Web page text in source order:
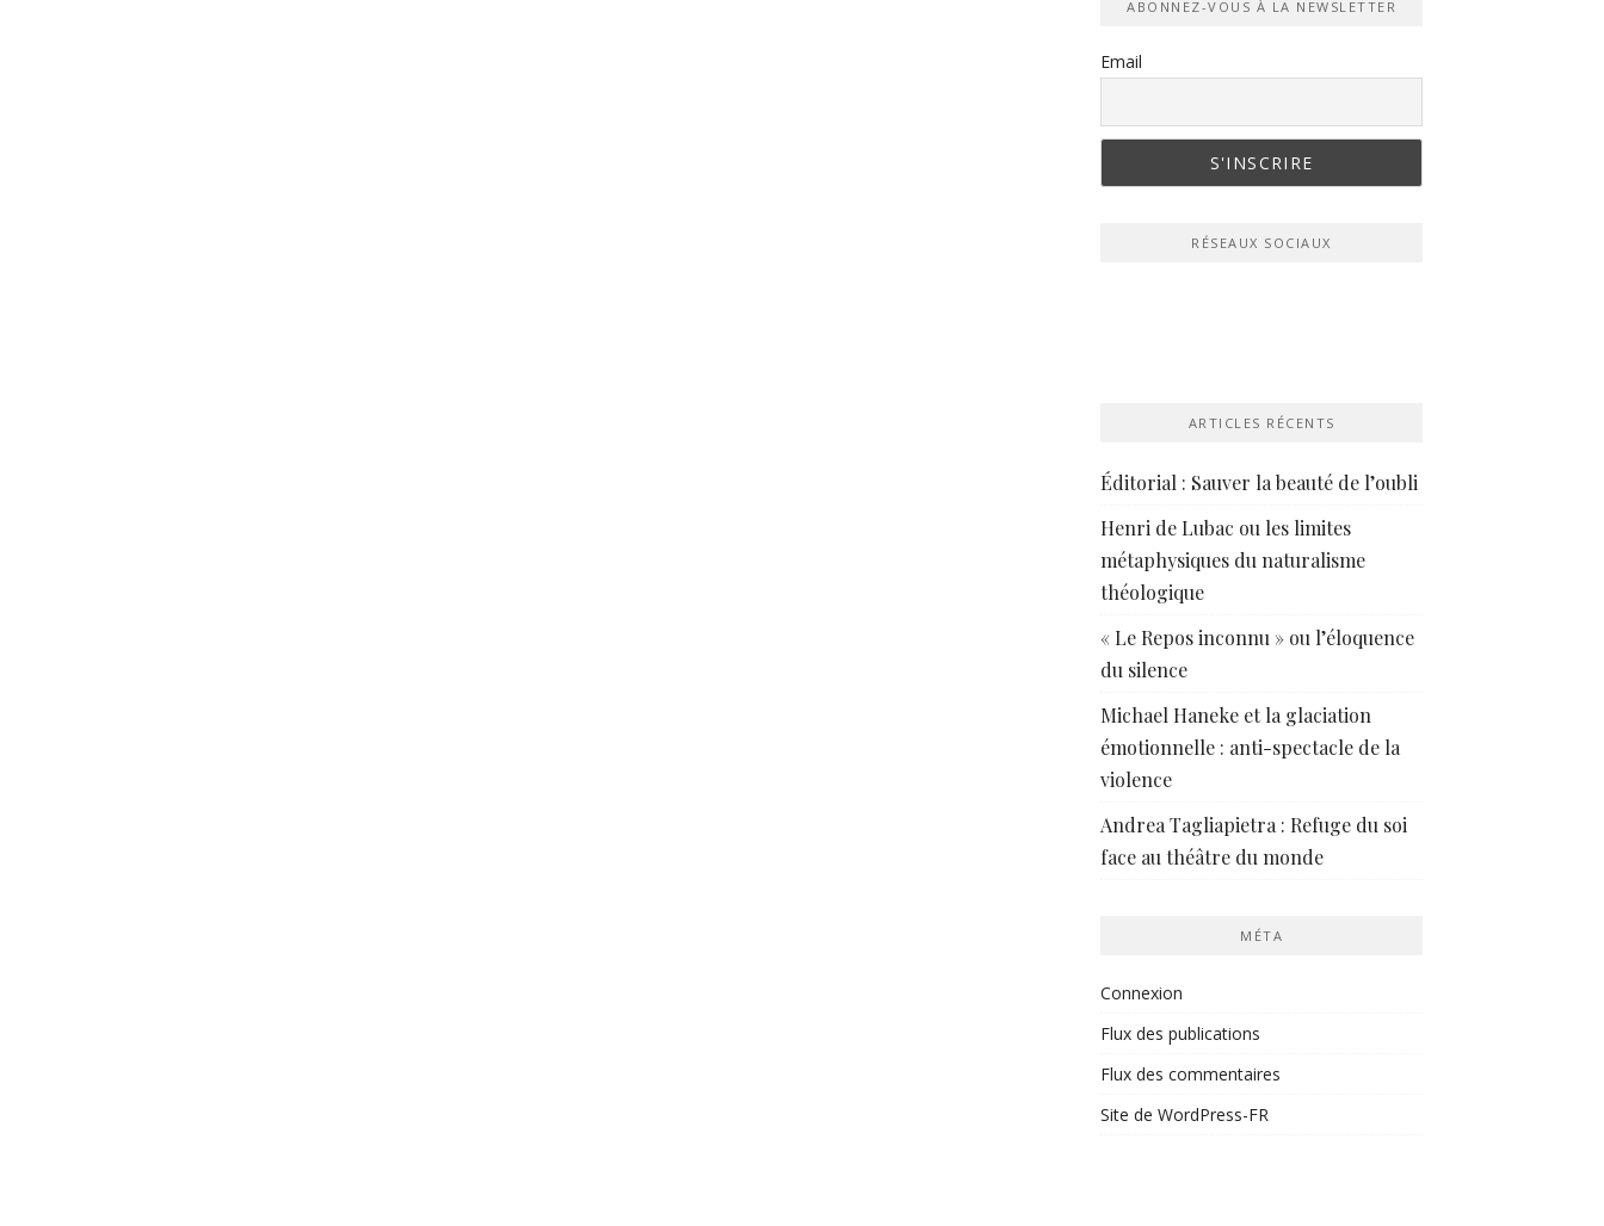
ABONNEZ-VOUS À LA NEWSLETTER
Email
RÉSEAUX SOCIAUX
ARTICLES RÉCENTS
Éditorial : Sauver la beauté de l’oubli
Henri de Lubac ou les limites
métaphysiques du naturalisme
théologique
« Le Repos inconnu » ou l’éloquence
du silence
Michael Haneke et la glaciation
émotionnelle : anti-spectacle de la
violence
Andrea Tagliapietra : Refuge du soi
face au théâtre du monde
MÉTA
Connexion
Flux des publications
Flux des commentaires
Site de WordPress-FR